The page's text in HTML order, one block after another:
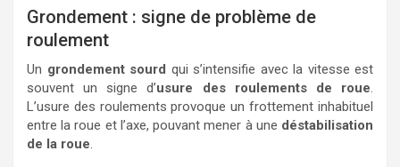
Grondement : signe de problème de
roulement
Un grondement sourd qui s’intensifie avec la vitesse est
souvent un signe d’usure des roulements de roue.
L’usure des roulements provoque un frottement inhabituel
entre la roue et l’axe, pouvant mener à une déstabilisation
de la roue.